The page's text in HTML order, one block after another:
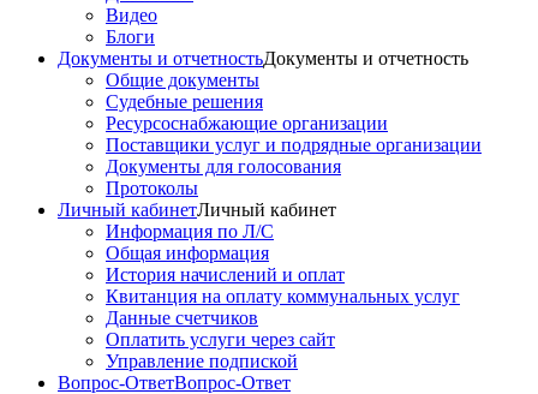
Видео
Блоги
Документы и отчетностьДокументы и отчетность
Общие документы
Судебные решения
Ресурсоснабжающие организации
Поставщики услуг и подрядные организации
Документы для голосования
Протоколы
Личный кабинетЛичный кабинет
Информация по Л/С
Общая информация
История начислений и оплат
Квитанция на оплату коммунальных услуг
Данные счетчиков
Оплатить услуги через сайт
Управление подпиской
Вопрос-ОтветВопрос-Ответ